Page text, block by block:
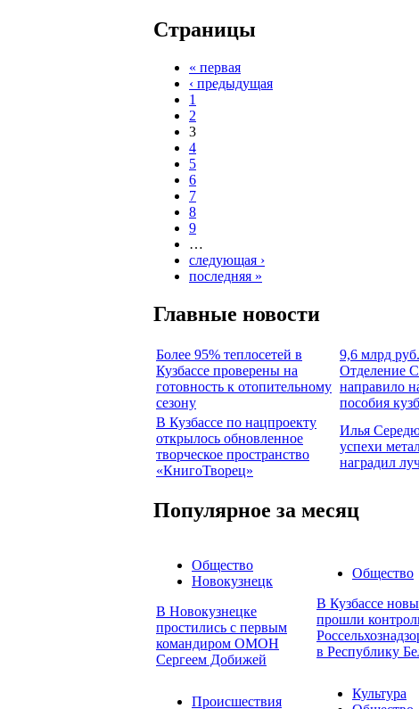
Страницы
« первая
‹ предыдущая
1
2
3
4
5
6
7
8
9
…
следующая ›
последняя »
Главные новости
Более 95% теплосетей в
Кузбассе проверены на
готовность к отопительному
сезону
9,6 млрд
Отделение
направило
пособия
В Кузбассе по нацпроекту
открылось обновленное
творческое пространство
«КнигоТворец»
Илья
успехи
наградил
Популярное за месяц
Общество
Новокузнецк
В Новокузнецке
простились с первым
командиром ОМОН
Сергеем Добижей
Общество
В Кузбассе
прошли
в Республику
Происшествия
Культура